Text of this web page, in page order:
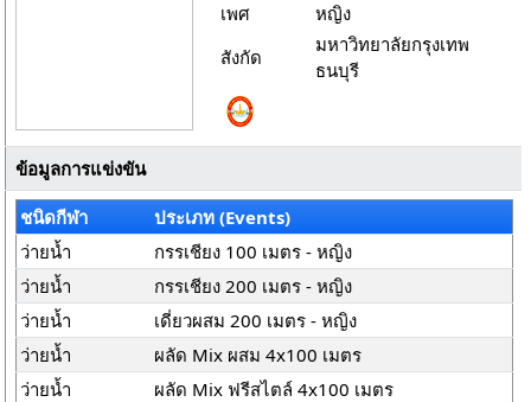
เพศ
หญิง
สังกัด
มหาวิทยาลัยกรุงเทพ
ธนบุรี
ข้อมูลการแข่งขัน
ชนิดกีฬา
ประเภท (Events)
ว่ายน้ำ
กรรเชียง 100 เมตร - หญิง
ว่ายน้ำ
กรรเชียง 200 เมตร - หญิง
ว่ายน้ำ
เดี่ยวผสม 200 เมตร - หญิง
ว่ายน้ำ
ผลัด Mix ผสม 4x100 เมตร
ว่ายน้ำ
ผลัด Mix ฟรีสไตล์ 4x100 เมตร